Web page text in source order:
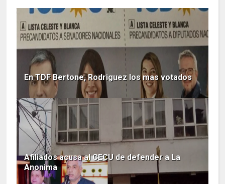
En TDF Bertone, Rodriguez los mas votados
Afiliados acusa al CECU de defender a La
Anonima